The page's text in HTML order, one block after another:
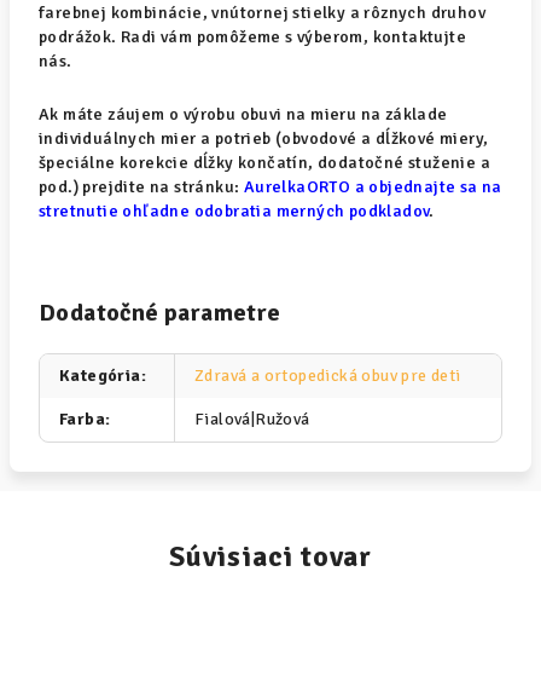
farebnej kombinácie, vnútornej stielky a rôznych druhov
podrážok. Radi vám pomôžeme s výberom, kontaktujte
nás.
Ak máte záujem o výrobu obuvi na mieru na základe
individuálnych mier a potrieb (obvodové a dĺžkové miery,
špeciálne korekcie dĺžky končatín, dodatočné stuženie a
pod.) prejdite na stránku: AurelkaORTO a objednajte sa na
stretnutie ohľadne odobratia merných podkladov.
Dodatočné parametre
Kategória: Zdravá a ortopedická obuv pre deti
Farba: Fialová|Ružová
Súvisiaci tovar